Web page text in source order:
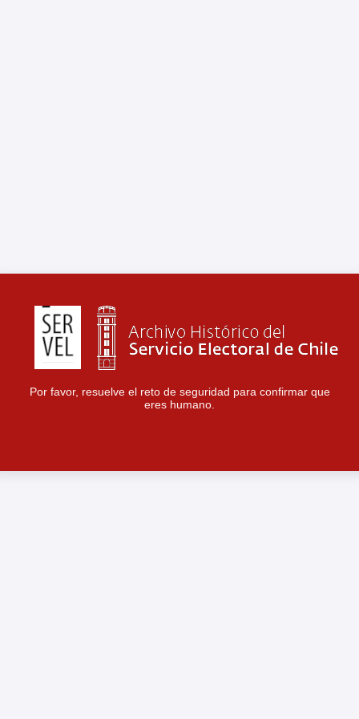
Por favor, resuelve el reto de seguridad para confirmar que
eres humano.